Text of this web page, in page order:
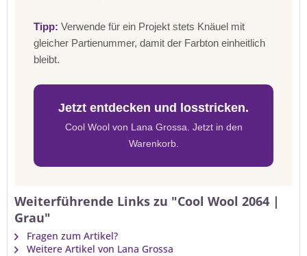
Tipp: Verwende für ein Projekt stets Knäuel mit
gleicher Partienummer, damit der Farbton einheitlich
bleibt.
Jetzt entdecken und losstricken.
Cool Wool von Lana Grossa. Jetzt in den
Warenkorb.
Weiterführende Links zu "Cool Wool 2064 |
Grau"
Fragen zum Artikel?
Weitere Artikel von Lana Grossa